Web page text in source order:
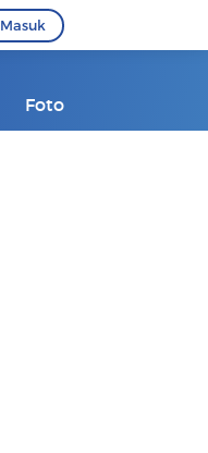
Masuk
Foto